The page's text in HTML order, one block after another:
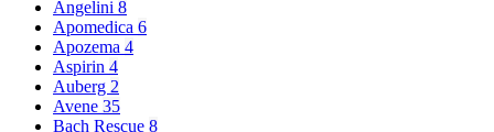
Angelini 8
Apomedica 6
Apozema 4
Aspirin 4
Auberg 2
Avene 35
Bach Rescue 8